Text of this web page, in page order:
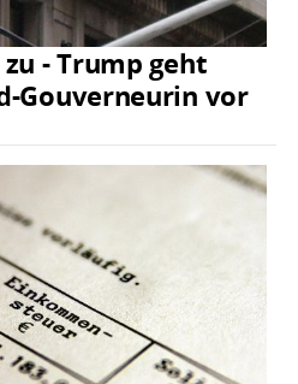
zu - Trump geht
Gouverneurin vor